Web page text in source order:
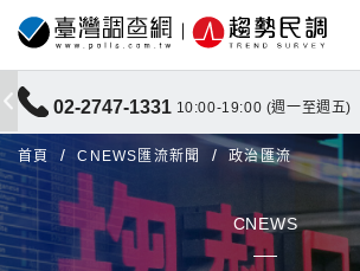
02-2747-1331 10:00-19:00 (週一至週五)
首頁 CNEWS匯流新聞 政治匯流
CNEWS